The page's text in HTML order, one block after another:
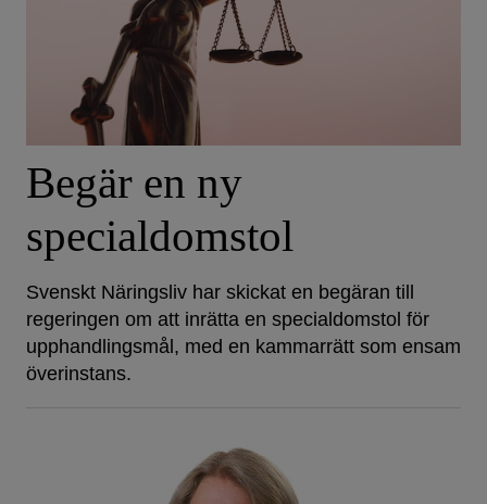
Begär en ny
specialdomstol
Svenskt Näringsliv har skickat en begäran till
regeringen om att inrätta en specialdomstol för
upphandlingsmål, med en kammarrätt som ensam
överinstans.